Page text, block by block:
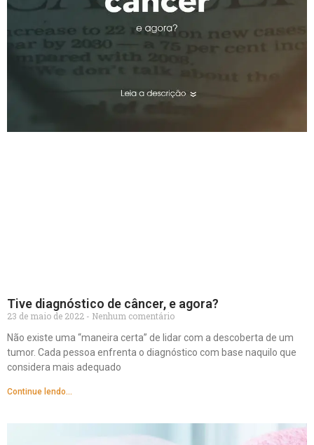
Tive diagnóstico de câncer, e agora?
23 de maio de 2022
Nenhum comentário
Não existe uma “maneira certa” de lidar com a descoberta de um
tumor. Cada pessoa enfrenta o diagnóstico com base naquilo que
considera mais adequado
Continue lendo...